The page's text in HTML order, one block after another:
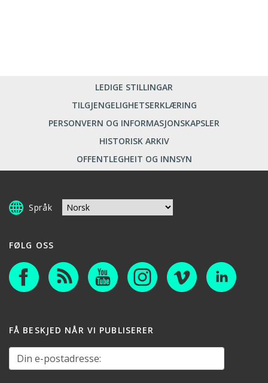
LEDIGE STILLINGAR
TILGJENGELIGHETSERKLÆRING
PERSONVERN OG INFORMASJONSKAPSLER
HISTORISK ARKIV
OFFENTLEGHEIT OG INNSYN
Språk
FØLG OSS
FÅ BESKJED NÅR VI PUBLISERER
Din e-postadresse: